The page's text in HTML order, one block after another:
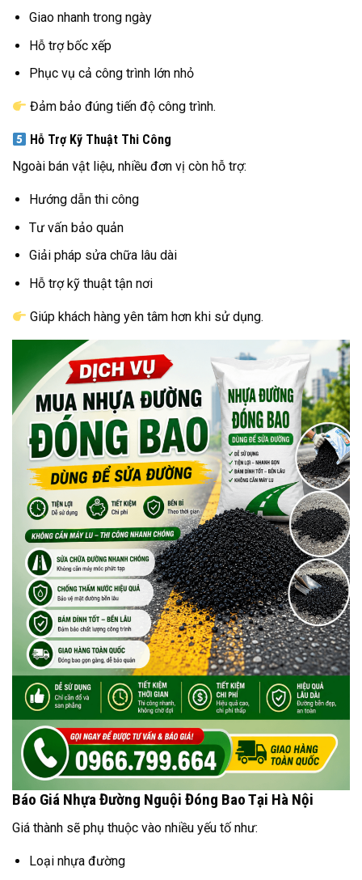
Giao nhanh trong ngày
Hỗ trợ bốc xếp
Phục vụ cả công trình lớn nhỏ
Đảm bảo đúng tiến độ công trình.
Hỗ Trợ Kỹ Thuật Thi Công
Ngoài bán vật liệu, nhiều đơn vị còn hỗ trợ:
Hướng dẫn thi công
Tư vấn bảo quản
Giải pháp sửa chữa lâu dài
Hỗ trợ kỹ thuật tận nơi
Giúp khách hàng yên tâm hơn khi sử dụng.
Báo Giá Nhựa Đường Nguội Đóng Bao Tại Hà Nội
Giá thành sẽ phụ thuộc vào nhiều yếu tố như:
Loại nhựa đường